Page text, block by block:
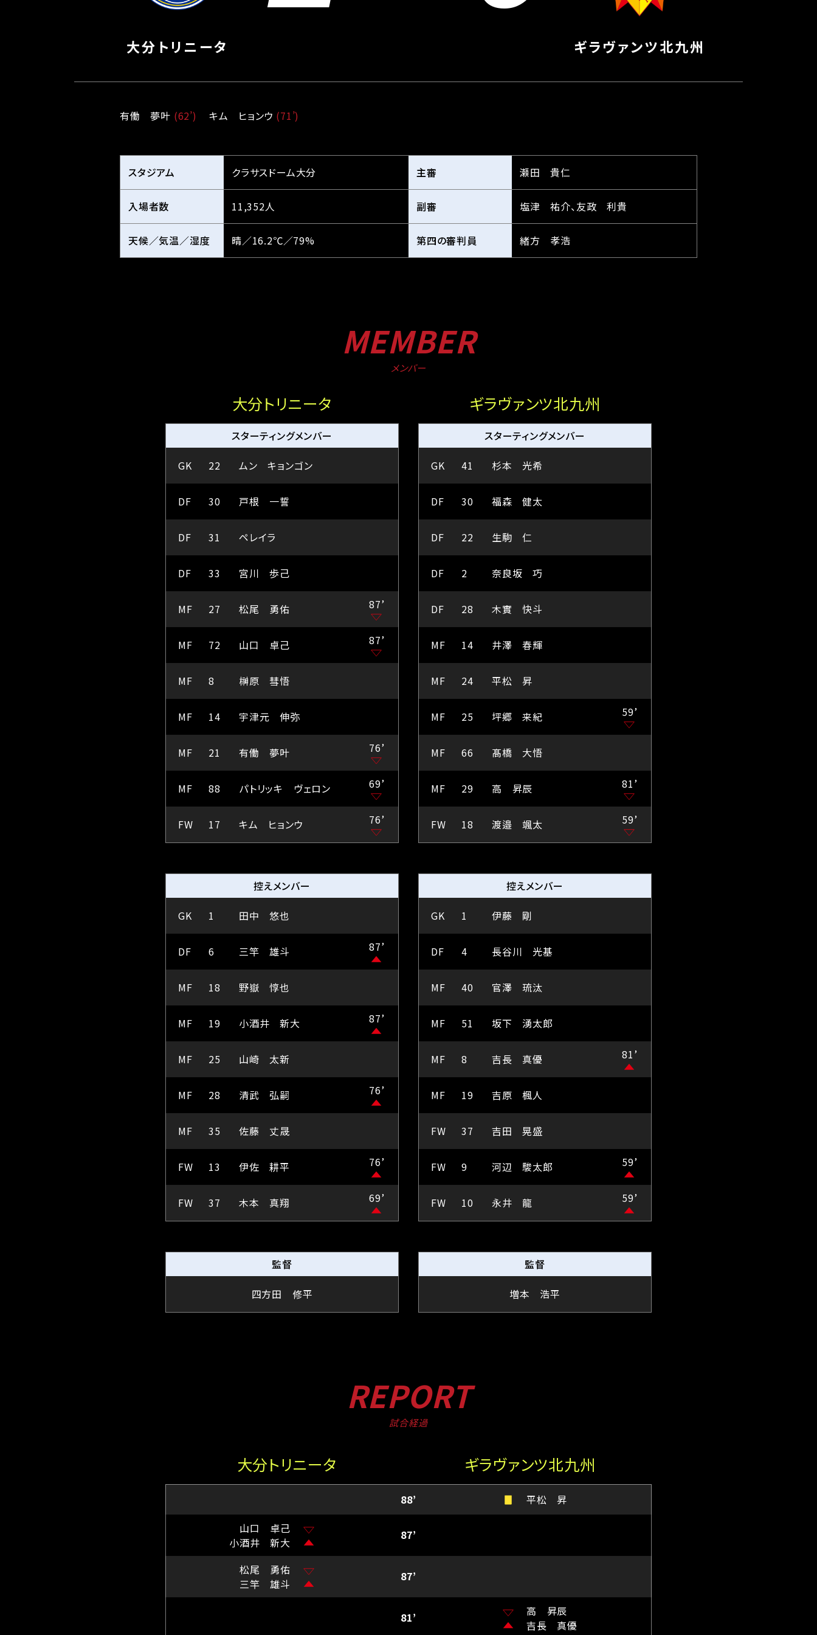
大分トリニータ ギラヴァンツ北九州
有働　夢叶 (62’) キム　ヒョンウ (71’)
スタジアム クラサスドーム大分
入場者数 11,352人
天候／気温／湿度 晴／16.2℃／79%
主審 瀬田 貴仁
副審 塩津 祐介、友政 利貴
第四の審判員 緒方 孝浩
MEMBER
メンバー
大分トリニータ
スターティングメンバー
GK 22 ムン キョンゴン
DF 30 戸根 一誓
DF 31 ペレイラ
DF 33 宮川 歩己
MF 27 松尾 勇佑 87’
MF 72 山口 卓己 87’
MF 8 榊原 彗悟
MF 14 宇津元 伸弥
MF 21 有働 夢叶 76’
MF 88 パトリッキ ヴェロン 69’
FW 17 キム ヒョンウ 76’
控えメンバー
GK 1 田中 悠也
DF 6 三竿 雄斗 87’
MF 18 野嶽 惇也
MF 19 小酒井 新大 87’
MF 25 山崎 太新
MF 28 清武 弘嗣 76’
MF 35 佐藤 丈晟
FW 13 伊佐 耕平 76’
FW 37 木本 真翔 69’
監督
四方田 修平
ギラヴァンツ北九州
スターティングメンバー
GK 41 杉本 光希
DF 30 福森 健太
DF 22 生駒 仁
DF 2 奈良坂 巧
DF 28 木實 快斗
MF 14 井澤 春輝
MF 24 平松 昇
MF 25 坪郷 来紀 59’
MF 66 髙橋 大悟
MF 29 高 昇辰 81’
FW 18 渡邉 颯太 59’
控えメンバー
GK 1 伊藤 剛
DF 4 長谷川 光基
MF 40 官澤 琉汰
MF 51 坂下 湧太郎
MF 8 吉長 真優 81’
MF 19 吉原 楓人
FW 37 吉田 晃盛
FW 9 河辺 駿太郎 59’
FW 10 永井 龍 59’
監督
増本 浩平
REPORT
試合経過
大分トリニータ ギラヴァンツ北九州
88’
平松 昇
山口 卓己
小酒井 新大
87’
松尾 勇佑
三竿 雄斗
87’
81’
高 昇辰
吉長 真優